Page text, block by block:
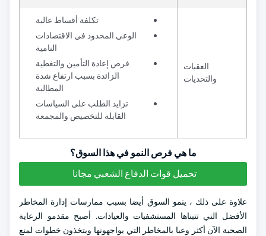
العقبات
والتحديات
تكلفة أقساط عالية
الوعي المحدود في الاقتصادات
النامية
فرص إعادة التأمين والتغطية
الزائدة بسبب ارتفاع شدة
المطالبة
تزايد الطلب على السياسات
القابلة للتخصيص والمجمعة
ما هي فرص النمو في هذا السوق؟
تحميل قوات الدفاع الشعبي مجانا
علاوة على ذلك ، ينمو السوق أيضا بسبب ممارسات إدارة المخاطر
الأفضل التي تتبناها المستشفيات والعيادات. أصبح مقدمو الرعاية
الصحية الآن أكثر وعيا بالمخاطر التي يواجهونها ويتخذون خطوات لمنع